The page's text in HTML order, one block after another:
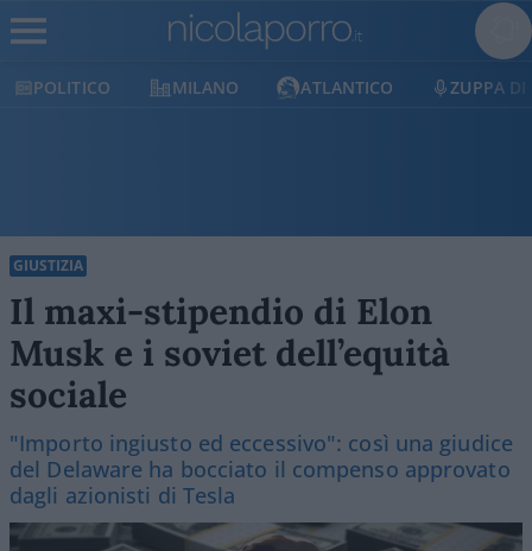
POLITICO MILANO ATLANTICO ZUPPA DI
GIUSTIZIA
Il maxi-stipendio di Elon
Musk e i soviet dell’equità
sociale
"Importo ingiusto ed eccessivo": così una giudice
del Delaware ha bocciato il compenso approvato
dagli azionisti di Tesla